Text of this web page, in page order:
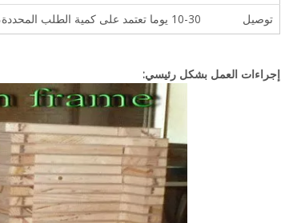
توصيل
10-30 يوما تعتمد على كمية الطلب المحددة، 5-10 أيام لعينة الطلب
إجراءات العمل بشكل رئيسي: